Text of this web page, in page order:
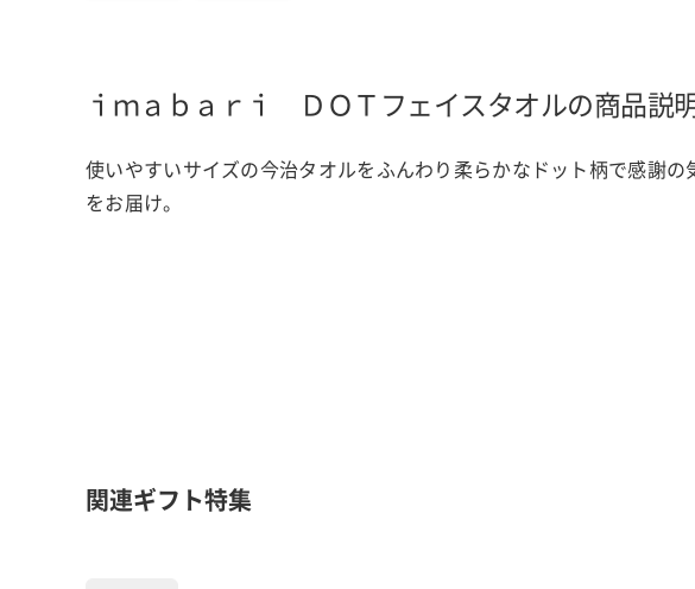
ｉｍａｂａｒｉ ＤＯＴフェイスタオルの商品説
使いやすいサイズの今治タオルをふんわり柔らかなドット柄で感謝の
をお届け。
関連ギフト特集